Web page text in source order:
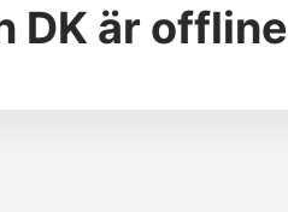
DK är offline